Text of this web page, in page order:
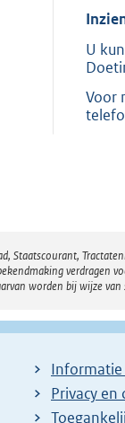
U
Voor
Staatscourant,
verdragen
worden bij wijze van
Informatie
Privacy en